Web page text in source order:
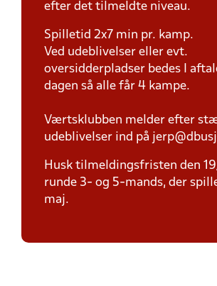
efter det tilmeldte niveau.
Spilletid 2x7 min pr. kamp.
Ved udeblivelser eller evt.
oversidderpladser bedes I
dagen så alle får 4 kampe.
Værtsklubben melder efter
udeblivelser ind på
Husk tilmeldingsfristen den
runde 3- og 5-mands, der
maj.